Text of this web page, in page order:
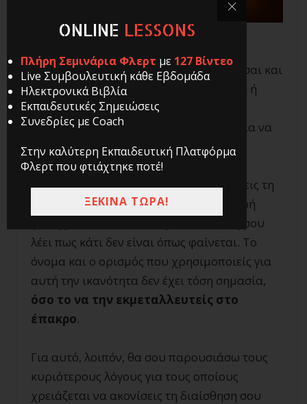
Ένστικτο. Η ικανότητα να αντιλαμβάνεσαι και
να αναγνωρίζεις κάτι σε μια κατάσταση ή
περίσταση χωρίς να χρειάζεται να την
αναλύσεις ή να τη σπάσεις σε βήματα για να
γίνει πιο κατανοητή.
Είναι πολύ βασικό να μάθεις να ακονίζεις τη
διαίσθηση σου, το ένστικτο σου, τη μικρή
φωνή μέσα σου που σε προειδοποιεί ή σου
λέει πως κάτι δεν είναι όπως φαίνεται. Το
όνομα και ο ορισμός που χρησιμοποιείς για
αυτή την ικανότητα δεν έχει τόση σημασία,
όσο το να την εκμεταλλευτείς στο
έπακρο.
Για αυτό, λοιπόν, θα σου παρουσιάσω τους
κυριότερους λόγους για τους οποίους
χρειάζεται να ακονίσεις τη διαίσθηση σου
ONLINE LESSONS
Πλήρη Σεμινάρια Φλερτ με 127 Βίντεο
Live Συμβουλευτική κάθε Εβδομάδα
Ηλεκτρονικά Βιβλία
Εκπαιδευτικές Σημειώσεις
Συνεδρίες με Coach
Στην καλύτερη Εκπαιδευτική Πλατφόρμα
Φλερτ που φτιάχτηκε ποτέ!
ΞΕΚΙΝΑ ΤΩΡΑ!